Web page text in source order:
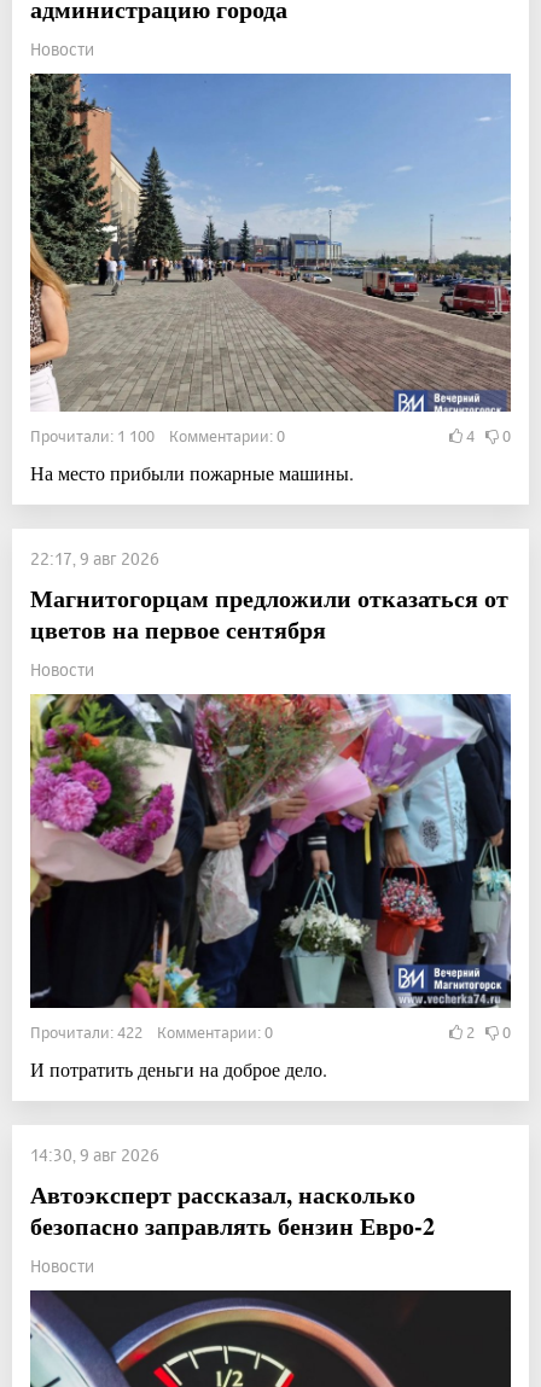
администрацию города
Новости
Прочитали: 1 100 Комментарии: 0 4 0
На место прибыли пожарные машины.
22:17, 9 авг 2026
Магнитогорцам предложили отказаться от
цветов на первое сентября
Новости
Прочитали: 422 Комментарии: 0 2 0
И потратить деньги на доброе дело.
14:30, 9 авг 2026
Автоэксперт рассказал, насколько
безопасно заправлять бензин Евро-2
Новости